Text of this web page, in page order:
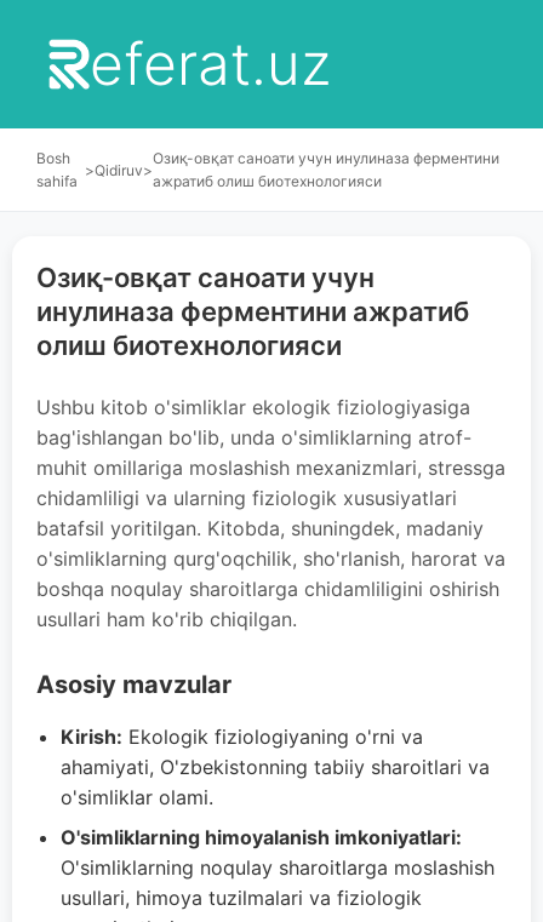
eferat.uz
Bosh
sahifa
>Qidiruv>
Озиқ-овқат саноати учун инулиназа ферментини
ажратиб олиш биотехнологияси
Озиқ-овқат саноати учун
инулиназа ферментини ажратиб
олиш биотехнологияси
Ushbu kitob o'simliklar ekologik fiziologiyasiga
bag'ishlangan bo'lib, unda o'simliklarning atrof-
muhit omillariga moslashish mexanizmlari, stressga
chidamliligi va ularning fiziologik xususiyatlari
batafsil yoritilgan. Kitobda, shuningdek, madaniy
o'simliklarning qurg'oqchilik, sho'rlanish, harorat va
boshqa noqulay sharoitlarga chidamliligini oshirish
usullari ham ko'rib chiqilgan.
Asosiy mavzular
Kirish: Ekologik fiziologiyaning o'rni va
ahamiyati, O'zbekistonning tabiiy sharoitlari va
o'simliklar olami.
O'simliklarning himoyalanish imkoniyatlari:
O'simliklarning noqulay sharoitlarga moslashish
usullari, himoya tuzilmalari va fiziologik